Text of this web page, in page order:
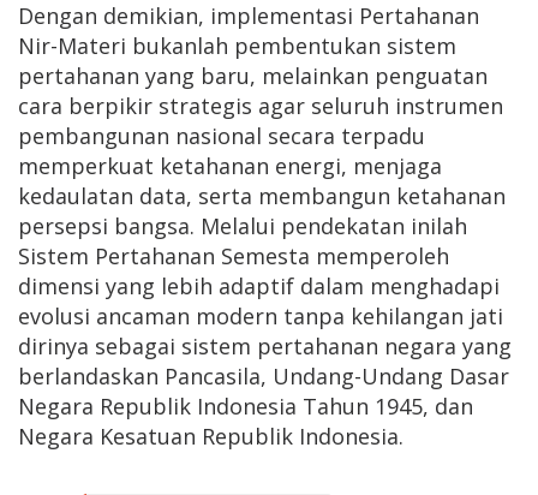
Dengan demikian, implementasi Pertahanan
Nir-Materi bukanlah pembentukan sistem
pertahanan yang baru, melainkan penguatan
cara berpikir strategis agar seluruh instrumen
pembangunan nasional secara terpadu
memperkuat ketahanan energi, menjaga
kedaulatan data, serta membangun ketahanan
persepsi bangsa. Melalui pendekatan inilah
Sistem Pertahanan Semesta memperoleh
dimensi yang lebih adaptif dalam menghadapi
evolusi ancaman modern tanpa kehilangan jati
dirinya sebagai sistem pertahanan negara yang
berlandaskan Pancasila, Undang-Undang Dasar
Negara Republik Indonesia Tahun 1945, dan
Negara Kesatuan Republik Indonesia.